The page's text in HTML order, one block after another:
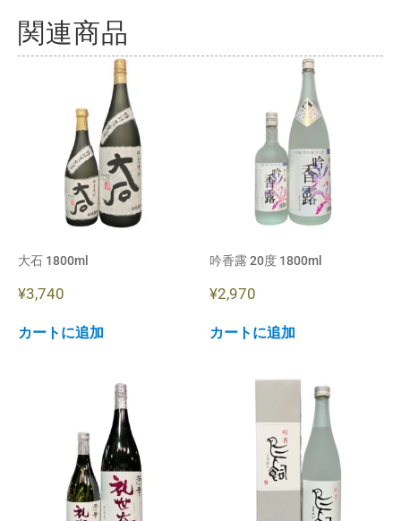
関連商品
大石 1800ml
¥3,740
カートに追加
吟香露 20度 1800ml
¥2,970
カートに追加